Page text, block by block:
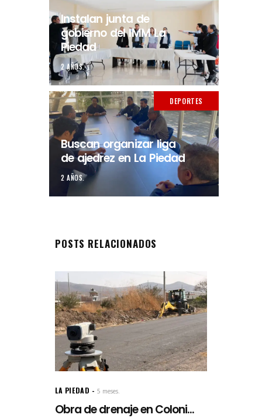
Instalan junta de
gobierno del IMM La
Piedad
2 AÑOS.
DEPORTES
Buscan organizar liga
de ajedrez en La Piedad
2 AÑOS.
POSTS RELACIONADOS
LA PIEDAD 5 meses.
Obra de drenaje en Coloni...